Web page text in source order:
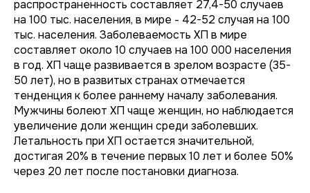
распространенность составляет 27,4-50 случаев
на 100 тыс. населения, в мире - 42-52 случая на 100
тыс. населения. Заболеваемость ХП в мире
составляет около 10 случаев на 100 000 населения
в год. ХП чаще развивается в зрелом возрасте (35-
50 лет), но в развитых странах отмечается
тенденция к более раннему началу заболевания.
Мужчины болеют ХП чаще женщин, но наблюдается
увеличение доли женщин среди заболевших.
Летальность при ХП остается значительной,
достигая 20% в течение первых 10 лет и более 50%
через 20 лет после постановки диагноза.